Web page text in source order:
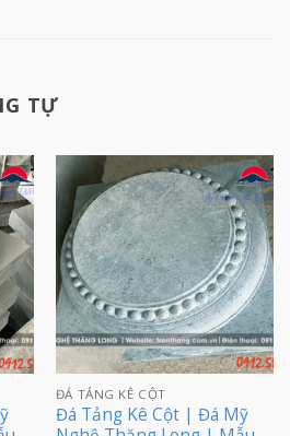
TỰ
ĐÁ TẢNG KÊ CỘT
Đá Tảng Kê Cột | Đá Mỹ